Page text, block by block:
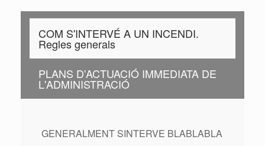
COM S'INTERVÉ A UN INCENDI.
Regles generals
PLANS D'ACTUACIÓ IMMEDIATA DE
L'ADMINISTRACIÓ
GENERALMENT SINTERVE BLABLABLA